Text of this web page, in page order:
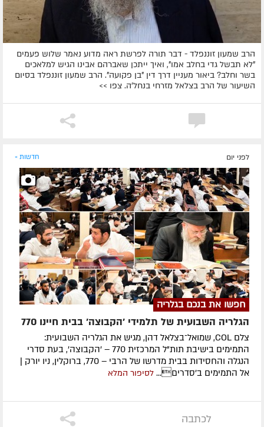
הרב שמעון זוננפלד - דבר תורה לפרשת ראה מדוע נאמר שלוש פעמים
"לא תבשל גדי בחלב אמו", ואיך ייתכן שאברהם אבינו הגיש למלאכים
בשר וחלב? ביאור מעניין דרך דין "בן פקועה". הרב שמעון זוננפלד בסיום
השיעור של הרב בצלאל מזרחי בנחל'ה. צפו >>
לפני יום חדשות »
חפשו את בנכם בגלריה
הגלריה השבועית של תלמידי 'הקבוצה' בבית חיינו 770
צלם COL, שמואל־בצלאל דהן, מגיש את הגלריה השבועית:
התמימים בישיבת תות"ל המרכזית 770 – 'הקבוצה', בעת סדרי
הנגלה והחסידות בבית מדרשו של הרבי – 770, ברוקלין, ניו יורק |
אל התמימים ב'סדרים... לסיפור המלא
לכתבה